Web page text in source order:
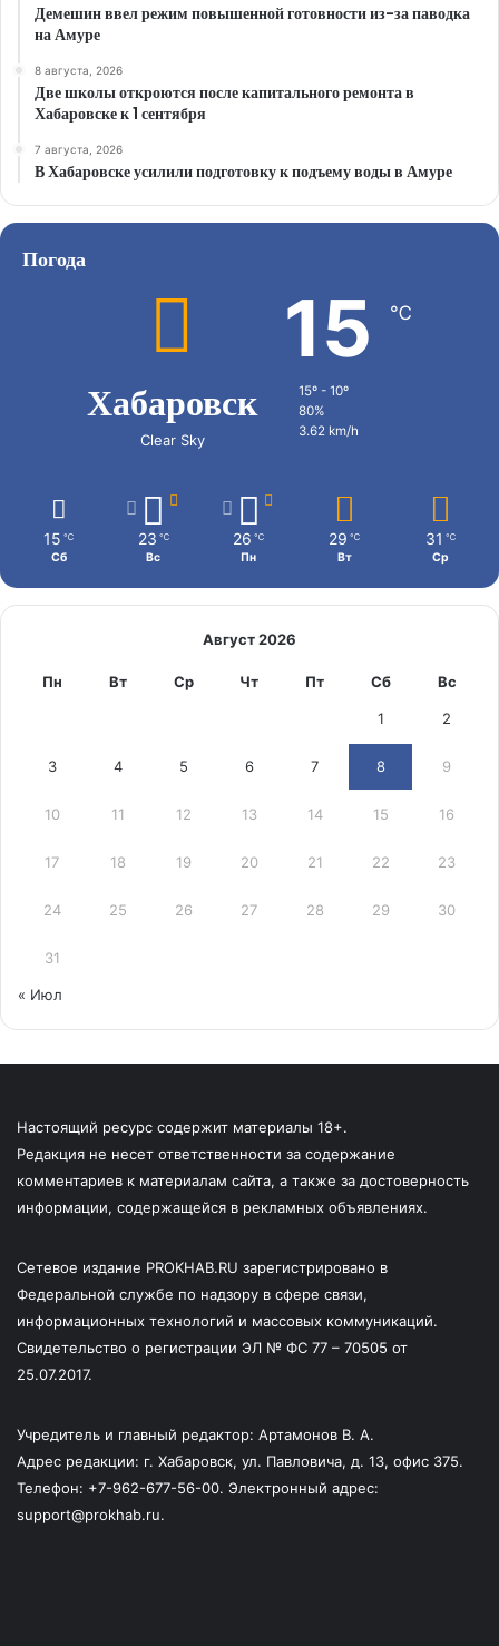
Демешин ввел режим повышенной готовности из-за паводка
на Амуре
8 августа, 2026
Две школы откроются после капитального ремонта в
Хабаровске к 1 сентября
7 августа, 2026
В Хабаровске усилили подготовку к подъему воды в Амуре
Погода
Хабаровск
Clear Sky
15 ℃
15º - 10º
80%
3.62 km/h
15 ℃
Сб
23 ℃
Вс
26 ℃
Пн
29 ℃
Вт
31 ℃
Ср
Август 2026
Пн Вт Ср Чт Пт Сб Вс
1 2
3 4 5 6 7 8 9
10 11 12 13 14 15 16
17 18 19 20 21 22 23
24 25 26 27 28 29 30
31
« Июл
Настоящий ресурс содержит материалы 18+.
Редакция не несет ответственности за содержание
комментариев к материалам сайта, а также за достоверность
информации, содержащейся в рекламных объявлениях.
Сетевое издание PROKHAB.RU зарегистрировано в
Федеральной службе по надзору в сфере связи,
информационных технологий и массовых коммуникаций.
Свидетельство о регистрации ЭЛ № ФС 77 – 70505 от
25.07.2017.
Учредитель и главный редактор: Артамонов В. А.
Адрес редакции: г. Хабаровск, ул. Павловича, д. 13, офис 375.
Телефон: +7-962-677-56-00. Электронный адрес:
support@prokhab.ru.